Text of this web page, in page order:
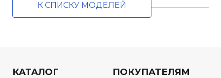
К СПИСКУ МОДЕЛЕЙ
КАТАЛОГ
ПОКУПАТЕЛЯМ